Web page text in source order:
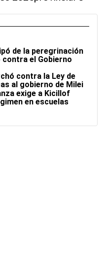
de la peregrinación
contra el Gobierno
contra la Ley de
al gobierno de Milei
exige a Kicillof
en escuelas